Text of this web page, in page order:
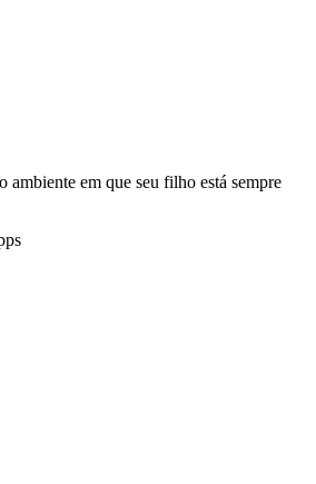
ambiente em que seu filho está sempre